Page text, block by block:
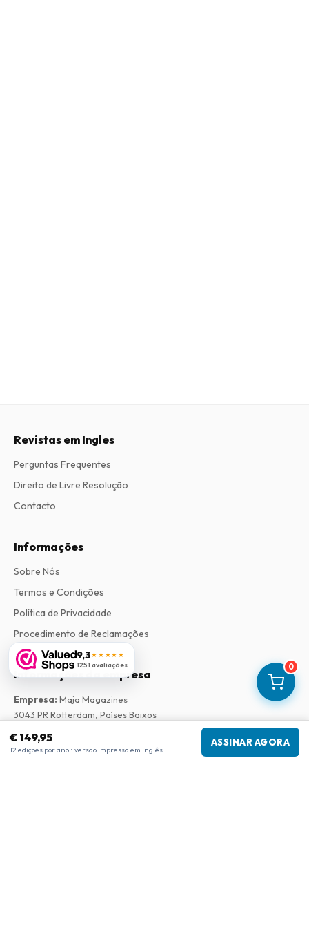
0
€ 149,95
12 edições por ano • versão impressa em Inglês
ASSINAR AGORA
9,3★★★★★
1251 avaliações
Revistas em Ingles
Perguntas Frequentes
Direito de Livre Resolução
Contacto
Informações
Sobre Nós
Termos e Condições
Política de Privacidade
Procedimento de Reclamações
Informações da empresa
Empresa: Maja Magazines
3043 PR Rotterdam, Países Baixos
Câmara de Comércio